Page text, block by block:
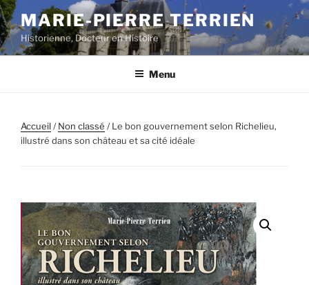
Aller
au
contenu
principal
MARIE-PIERRE TERRIEN
Historienne, Docteur en Histoire
Menu
Accueil/Non classé / Le bon gouvernement selon Richelieu,
illustré dans son château et sa cité idéale